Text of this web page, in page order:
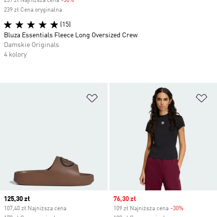
Dodaj do listy życzeń
Current price
125,30 zł
107,40 zł Najniższa cena
Sale price
76,30 zł
109 zł Najniższa cena -30%
239 zł Cena oryginalna
(15)
Bluza Essentials Fleece Long Oversized Crew
Damskie Originals
4 kolory